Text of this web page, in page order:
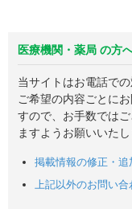
医療機関・薬局 の方
当サイトはお電話で
ご希望の内容ごとに
すので、お手数では
ますようお願いいたし
掲載情報の修正・
上記以外のお問い合